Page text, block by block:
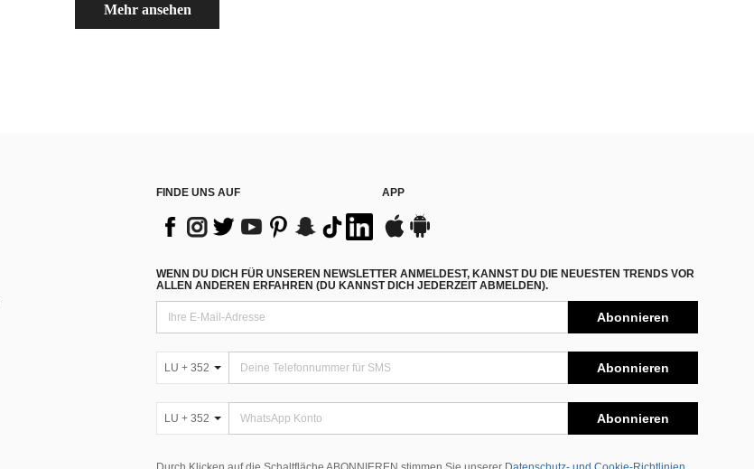
Mehr ansehen
FINDE UNS AUF APP
WENN DU DICH FÜR UNSEREN NEWSLETTER ANMELDEST, KANNST DU DIE NEUESTEN TRENDS VOR
ALLEN ANDEREN ERFAHREN (DU KANNST DICH JEDERZEIT ABMELDEN).
Abonnieren
LU + 352 Abonnieren
LU + 352 Abonnieren